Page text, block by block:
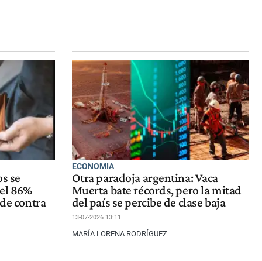
se
86%
contra
ECONOMIA
Otra paradoja argentina: Vaca
Muerta bate récords, pero la mitad
del país se percibe de clase baja
13-07-2026 13:11
MARÍA LORENA RODRÍGUEZ